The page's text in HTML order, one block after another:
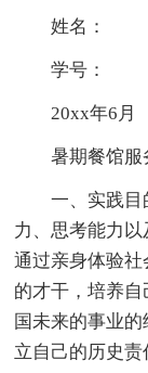
姓名：
学号：
20xx年6月
暑期餐馆
一、实践
力、思考能力
通过亲身体验
的才干，培养
国未来的事业
立自己的历史